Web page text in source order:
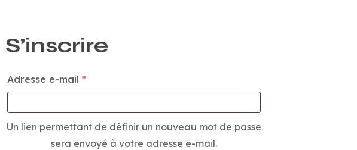
S’inscrire
Adresse e-mail *Obligatoire
Un lien permettant de définir un nouveau mot de passe
sera envoyé à votre adresse e-mail.